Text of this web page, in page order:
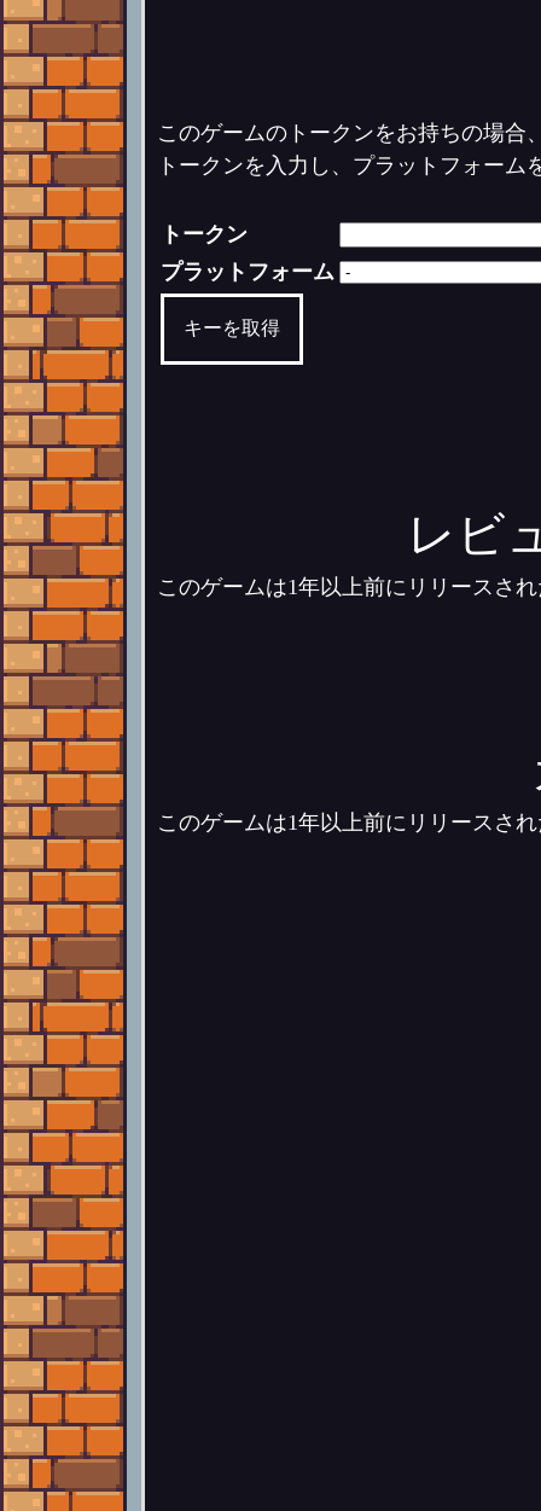
このゲームのトークンをお持ちの場合
トークンを入力し、プラットフォー
トークン
プラットフォーム
キーを取得
レビ
このゲームは1年以上前にリリースさ
このゲームは1年以上前にリリースさ